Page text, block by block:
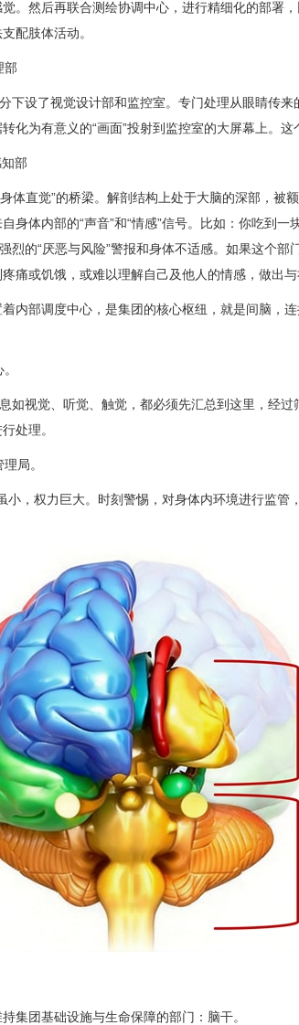
。然后再联合测绘协调中心，进行精细化的部署
配肢体活动。
部
设了视觉设计部和监控室。专门处理从眼睛传来
化为有意义的“画面”投射到监控室的大屏幕上。
部
直觉”的桥梁。解剖结构上处于大脑的深部，被
身体内部的“声音”和“情感”信号。比如：你吃到
烈的“厌恶与风险”警报和身体不适感。如果这个
痛或饥饿，或难以理解自己及他人的情感，做出与
着内部调度中心，是集团的核心枢纽，就是间脑，
视觉、听觉、触觉，都必须先汇总到这里，经过
处理。
局。
，权力巨大。时刻警惕，对身体内环境进行监管
集团基础设施与生命保障的部门：脑干。